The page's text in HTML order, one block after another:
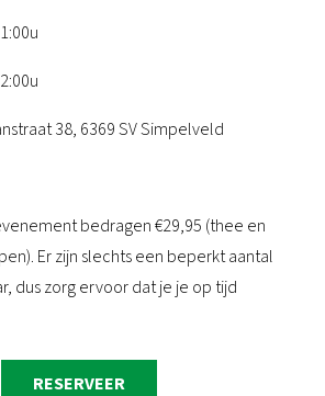
38, 6369 SV Simpelveld
bedragen €29,95 (thee en
Er zijn slechts een beperkt aantal
dus zorg ervoor dat je je op tijd
RESERVEER